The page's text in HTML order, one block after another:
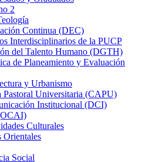
2
Continua (DEC)
Interdisciplinarios de la PUCP
del Talento Humano (DGTH)
de Planeamiento y Evaluación
y Urbanismo
Pastoral Universitaria (CAPU)
Institucional (DCI)
Culturales
Orientales
Social